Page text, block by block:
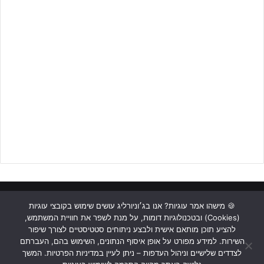
תומר דבחעוד כבש לזכות המכבים מתל אביב בפתיחת המחצית
השנייה, אך זה פשוט לא הספיק כי במקביל אריאל דורההשלים
שלושער נהדר, התעלה על עצמו ברגע האמת והוליך את מכבי חיפה
לניצחון מרשים 1:3 על סגנית הגביע.
ראשי כתבות תכנים מקצועיים תנאי שימוש
מדיניות אבטחה
כתבו לנו
Facebook
YouTube
Instagram
🍪 מישהו אמר עוגיות? אנו בג׳וניורליג עושים שימוש בקובצי עוגיות
(Cookies) ובטכנולוגיות דומות, על מנת לשפר את חוויית המשתמש,
להציע תוכן מותאם אישית ולבצע ניתוחים סטטיסטיים לצורך שיפור
השירות. למידע מפורט על אופן איסוף הנתונים, השימוש בהם, העברתם
לצדדים שלישיים וניהול העדפות – ניתן לעיין במדיניות הפרטיות. המשך